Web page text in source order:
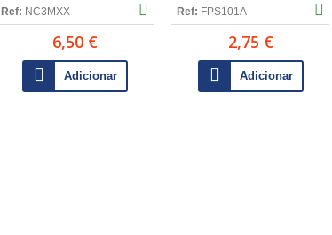
Ref: NC3MXX
6,50 €
Adicionar
Ref: FPS101A
2,75 €
Adicionar